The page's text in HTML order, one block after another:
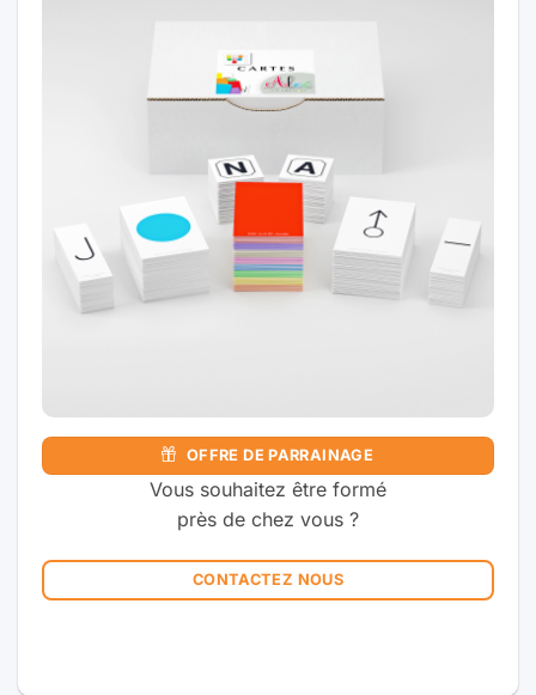
OFFRE DE PARRAINAGE
Vous souhaitez être formé
près de chez vous ?
CONTACTEZ NOUS